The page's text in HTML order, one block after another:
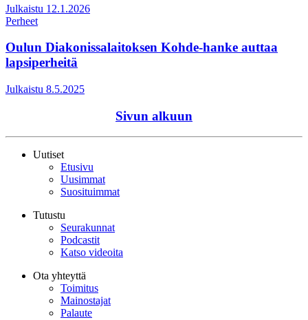
Julkaistu 12.1.2026
Perheet
Oulun Diakonissalaitoksen Kohde-hanke auttaa
lapsiperheitä
Julkaistu 8.5.2025
Sivun alkuun
Uutiset
Etusivu
Uusimmat
Suosituimmat
Tutustu
Seurakunnat
Podcastit
Katso videoita
Ota yhteyttä
Toimitus
Mainostajat
Palaute